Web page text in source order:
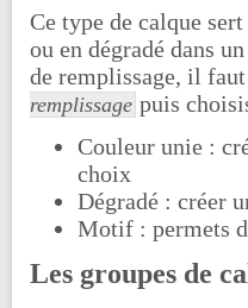
Ce type de calque
ou en dégradé dans
de remplissage, il
remplissage puis
Couleur unie :
choix
Dégradé : créer
Motif : permets
Les groupes de